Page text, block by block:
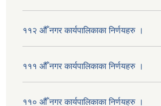
११२ औँ नगर कार्यपालिकाका निर्णयहरु ।
१११ औँ नगर कार्यपालिकाका निर्णयहरु ।
११० औँ नगर कार्यपालिकाका निर्णयहरु ।